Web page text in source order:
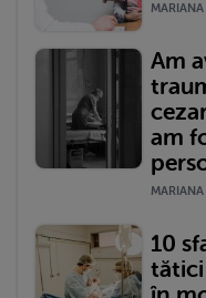
Am
am
10
tătici